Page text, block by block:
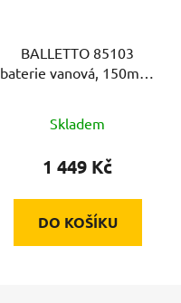
BALLETTO 85103
baterie vanová, 150mm,
Skladem
1 449 Kč
DO KOŠÍKU